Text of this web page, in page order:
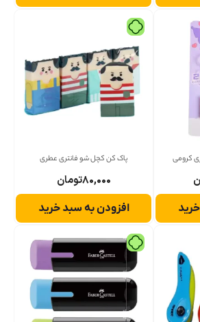
پاک کن کچل شو فانتری عطری
۸۰,۰۰۰تومان
افزودن به سبد خرید